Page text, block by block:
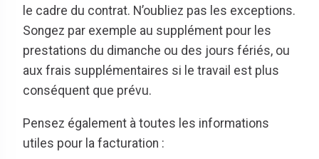
le cadre du contrat. N’oubliez pas les exceptions.
Songez par exemple au supplément pour les
prestations du dimanche ou des jours fériés, ou
aux frais supplémentaires si le travail est plus
conséquent que prévu.
Pensez également à toutes les informations
utiles pour la facturation :